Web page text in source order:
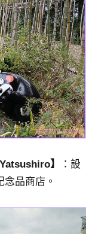
】
：設
品商店。